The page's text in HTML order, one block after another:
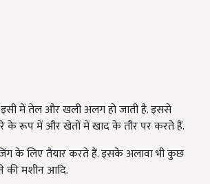
में तेल और खली अलग हो जाती है. इससे
के रूप में और खेतों में खाद के तौर पर करते हैं.
के लिए तैयार करते हैं. इसके अलावा भी कुछ
की मशीन आदि.